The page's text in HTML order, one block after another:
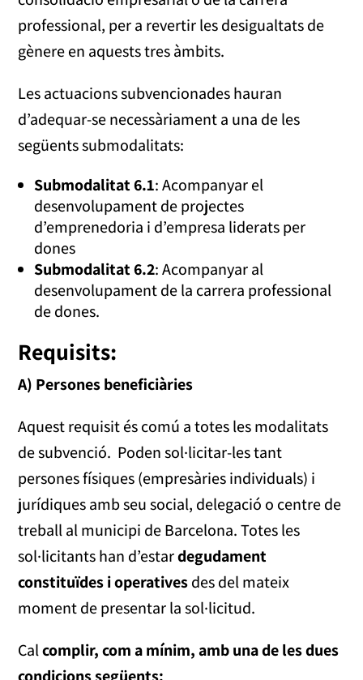
professional, per a revertir les desigualtats de
gènere en aquests tres àmbits.
Les actuacions subvencionades hauran
d’adequar-se necessàriament a una de les
següents submodalitats:
Submodalitat 6.1: Acompanyar el
desenvolupament de projectes
d’emprenedoria i d’empresa liderats per
dones
Submodalitat 6.2: Acompanyar al
desenvolupament de la carrera professional
de dones.
Requisits:
A) Persones beneficiàries
Aquest requisit és comú a totes les modalitats
de subvenció. Poden sol·licitar-les tant
persones físiques (empresàries individuals) i
jurídiques amb seu social, delegació o centre de
treball al municipi de Barcelona. Totes les
sol·licitants han d’estardegudament
constituïdes i operativesdes del mateix
moment de presentar la sol·licitud.
Calcomplir, com a mínim, amb una de les dues